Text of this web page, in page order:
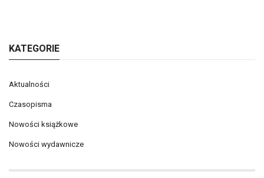
KATEGORIE
Aktualności
Czasopisma
Nowości książkowe
Nowości wydawnicze